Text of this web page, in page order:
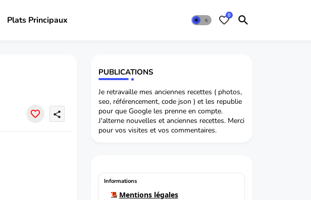
Plats Principaux 0
share
PUBLICATIONS
Je retravaille mes anciennes recettes ( photos,
seo, référencement, code json ) et les republie
pour que Google les prenne en compte.
J'alterne nouvelles et anciennes recettes. Merci
pour vos visites et vos commentaires.
Informations
Mentions légales